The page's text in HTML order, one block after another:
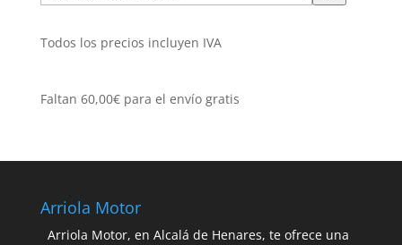
una
Todos los precios incluyen IVA
Faltan 60,00€para el envío gratis
Arriola Motor
Arriola Motor, en Alcalá de Henares, te ofrece una